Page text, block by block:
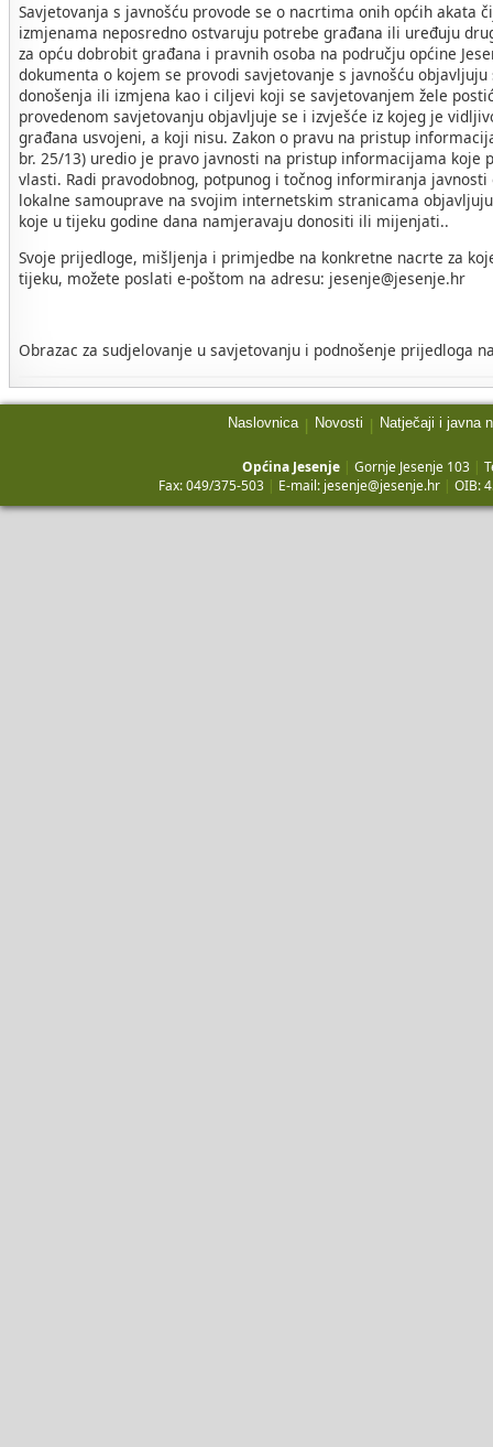
Savjetovanja s javnošću provode se o nacrtima onih općih akata
izmjenama neposredno ostvaruju potrebe građana ili uređuju
za opću dobrobit građana i pravnih osoba na području općine
dokumenta o kojem se provodi savjetovanje s javnošću objavljuju
donošenja ili izmjena kao i ciljevi koji se savjetovanjem žele
provedenom savjetovanju objavljuje se i izvješće iz kojeg je
građana usvojeni, a koji nisu. Zakon o pravu na pristup
br. 25/13) uredio je pravo javnosti na pristup informacijama koje
vlasti. Radi pravodobnog, potpunog i točnog informiranja
lokalne samouprave na svojim internetskim stranicama
koje u tijeku godine dana namjeravaju donositi ili mijenjati..
Svoje prijedloge, mišljenja i primjedbe na konkretne nacrte za
tijeku, možete poslati e-poštom na adresu: jesenje@jesenje.hr
Obrazac za sudjelovanje u savjetovanju i podnošenje prijedloga
Naslovnica | Novosti | Natječaji i javna
Općina Jesenje | Gornje Jesenje 103 |
Fax: 049/375-503 | E-mail: jesenje@jesenje.hr | OIB: